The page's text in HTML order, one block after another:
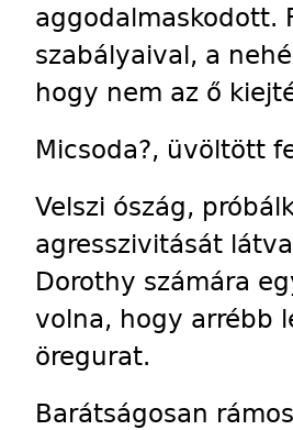
aggodalmaskodott.
szabályaival, a
hogy nem az ő
Micsoda?, üvöltött
Velszi ószág,
agresszivi­tását
Dorothy számára
volna, hogy arrébb
öregurat.
Barátságosan